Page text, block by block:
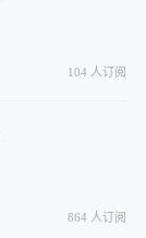
104 人订阅
864 人订阅